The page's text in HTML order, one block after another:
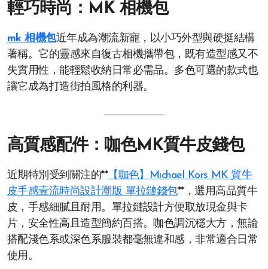
輕巧時尚：MK 相機包
mk 相機包近年成為潮流新寵，以小巧外型與硬挺結構
著稱。它的靈感來自復古相機攜帶包，既有造型感又不
失實用性，能輕鬆收納日常必需品。多色可選的款式也
讓它成為打造街拍風格的利器。
高質感配件：咖色MK質牛皮錢包
近期特別受到關注的**【咖色】Michael Kors MK 質牛
皮手感壹流時尚設計潮版 單拉鏈錢包**，選用高品質牛
皮，手感細膩且耐用。單拉鏈設計方便取放現金與卡
片，安全性高且造型簡約百搭。咖色調沉穩大方，無論
搭配淺色系或深色系服裝都毫無違和感，非常適合日常
使用。